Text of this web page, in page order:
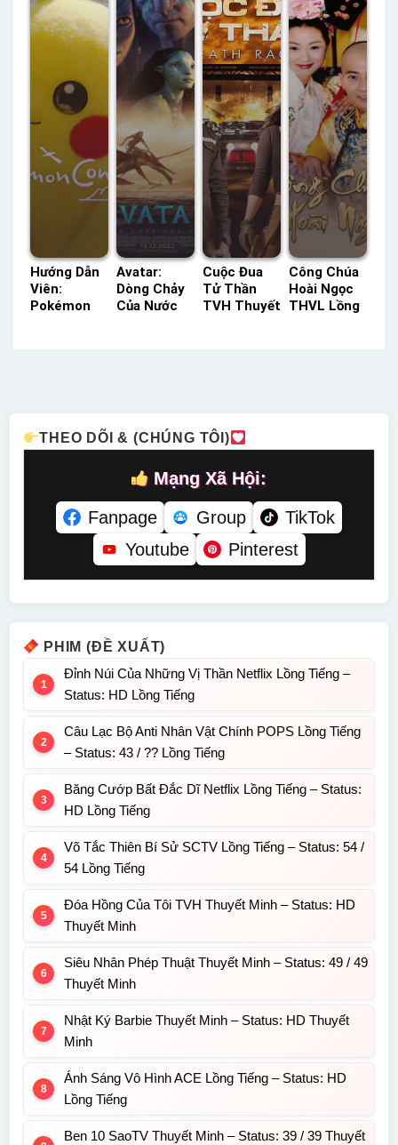
Minh
Hướng Dẫn
Viên:
Pokémon
Avatar:
Dòng Chảy
Của Nước
Cuộc Đua
Tử Thần
TVH Thuyết
Công Chúa
Hoài Ngọc
THVL Lồng
THEO DÕI & (CHÚNG TÔI)
Mạng Xã Hội:
Fanpage
Group
TikTok
Youtube
Pinterest
PHIM (ĐỀ XUẤT)
Đỉnh Núi Của Những Vị Thần Netflix Lồng Tiếng –
Status: HD Lồng Tiếng
Câu Lạc Bộ Anti Nhân Vật Chính POPS Lồng Tiếng
– Status: 43 / ?? Lồng Tiếng
Băng Cướp Bất Đắc Dĩ Netflix Lồng Tiếng – Status:
HD Lồng Tiếng
Võ Tắc Thiên Bí Sử SCTV Lồng Tiếng – Status: 54 /
54 Lồng Tiếng
Đóa Hồng Của Tôi TVH Thuyết Minh – Status: HD
Thuyết Minh
Siêu Nhân Phép Thuật Thuyết Minh – Status: 49 / 49
Thuyết Minh
Nhật Ký Barbie Thuyết Minh – Status: HD Thuyết
Minh
Ánh Sáng Vô Hình ACE Lồng Tiếng – Status: HD
Lồng Tiếng
Ben 10 SaoTV Thuyết Minh – Status: 39 / 39 Thuyết